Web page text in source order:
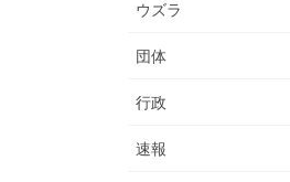
ウズラ
団体
行政
速報